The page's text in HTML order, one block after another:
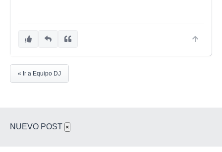
« Ir a Equipo DJ
NUEVO POST ×